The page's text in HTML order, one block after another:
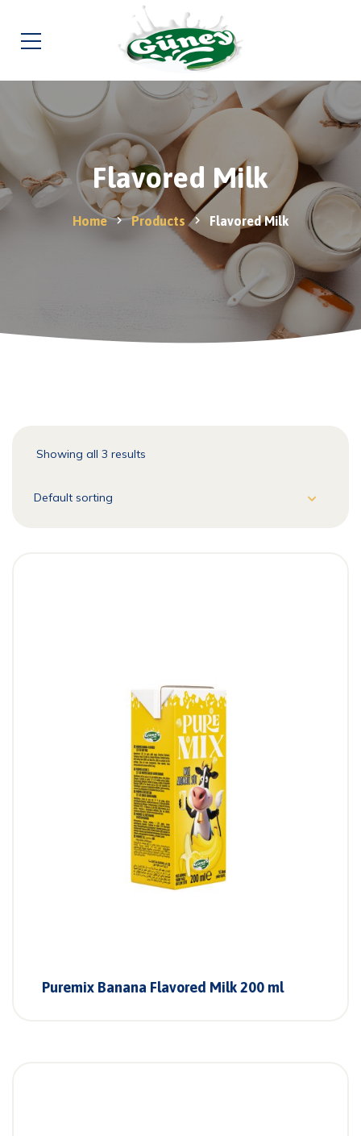
Flavored Milk
Home Products Flavored Milk
Showing all 3 results
Puremix Banana Flavored Milk 200 ml